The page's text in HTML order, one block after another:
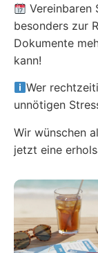
Vereinbaren
besonders zur
Dokumente
kann!
Wer
unnötigen
Wir wünschen
jetzt eine